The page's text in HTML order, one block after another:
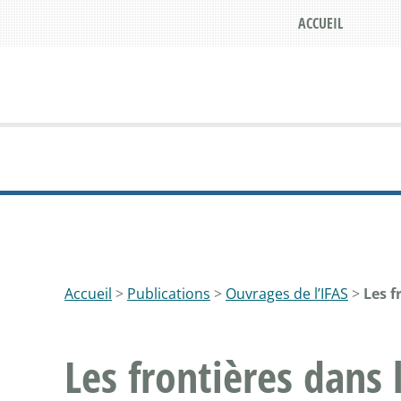
ACCUEIL
Accueil > Publications > Ouvrages de l’IFAS > Les
Les frontières